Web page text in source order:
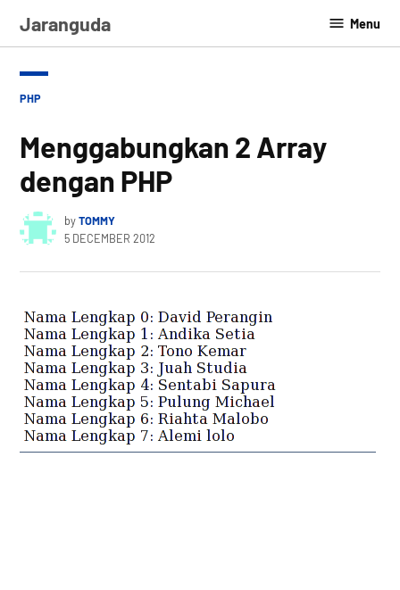
Jaranguda Menu
POSTED
PHP
Menggabungkan 2 Array
dengan PHP
byTOMMY
5 DECEMBER 2012